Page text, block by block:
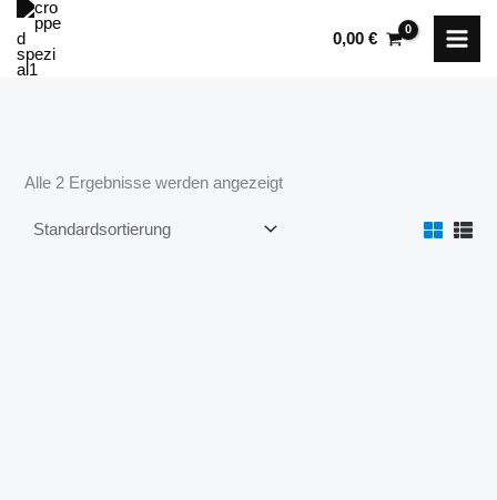
Zum
Inhalt
springen
0,00 €
Alle 2 Ergebnisse werden angezeigt